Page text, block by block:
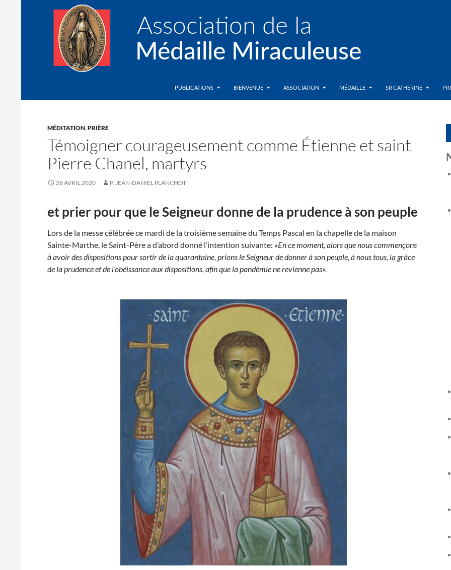
Association de la Médaille MiraculeusePUBLICATIONS BIENVENUE ASSOCIATION MÉDAILLE SR CATHERINE
MÉDITATION,PRIÈRE
Témoigner courageusement comme Étienne et saint
Pierre Chanel, martyrs
28 AVRIL 2020 P. JEAN-DANIEL PLANCHOT
et prier pour que le Seigneur donne de la prudence à son peuple
Lors de la messe célébrée ce mardi de la troisième semaine du Temps Pascal en la chapelle de la maison
Sainte-Marthe, le Saint-Père a d’abord donné l’intention suivante: «En ce moment, alors que nous commençons
à avoir des dispositions pour sortir de la quarantaine, prions le Seigneur de donner à son peuple, à nous tous, la grâce
de la prudence et de l’obéissance aux dispositions, afin que la pandémie ne revienne pas».